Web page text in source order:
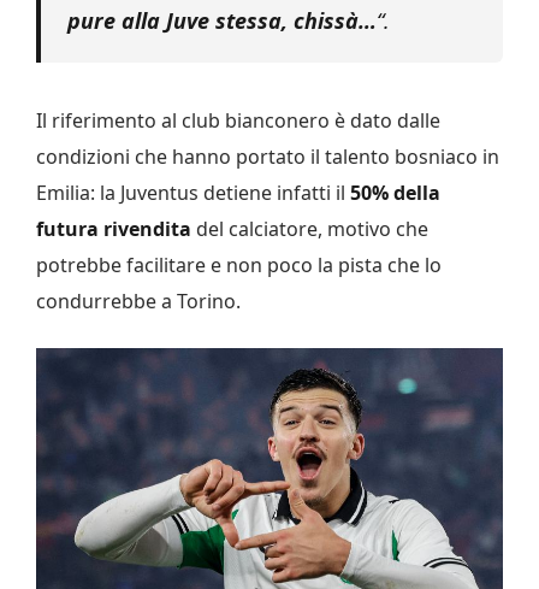
pure alla Juve stessa, chissà…“.
Il riferimento al club bianconero è dato dalle
condizioni che hanno portato il talento bosniaco in
Emilia: la Juventus detiene infatti il 50% della
futura rivendita del calciatore, motivo che
potrebbe facilitare e non poco la pista che lo
condurrebbe a Torino.